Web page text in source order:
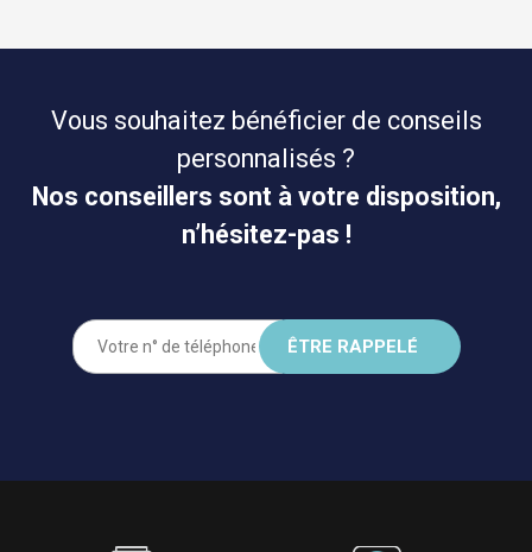
Vous souhaitez bénéficier de conseils
personnalisés ?
Nos conseillers sont à votre disposition,
n’hésitez-pas !